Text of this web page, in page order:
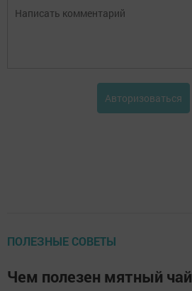
Авторизоваться
ПОЛЕЗНЫЕ СОВЕТЫ
Чем полезен мятный чай